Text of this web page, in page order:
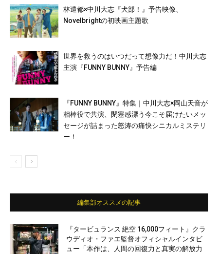
林遣都×中川大志『犬部！』予告映像、
Novelbrightの初映画主題歌
世界を救うのはいつだって想像力だ！中川大志
主演『FUNNY BUNNY』予告編
『FUNNY BUNNY』特集｜中川大志×岡山天音が
相棒役で共演、閉塞感漂う今こそ届けたいメッ
セージが詰まった怒涛の痛快シニカルミステリ
ー！
編集部オススメの記事
『タービュランス 絶空 16,000フィート』クラ
ウディオ・ファエ監督オフィシャルインタビ
ュー「本作は、人間の回復力と真実の解放力